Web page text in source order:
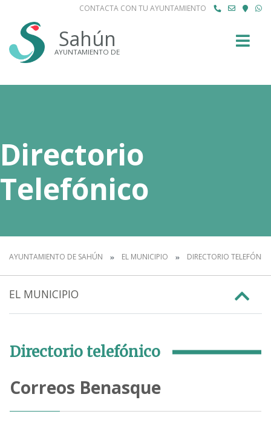
CONTACTA CON TU AYUNTAMIENTO
Sahún
AYUNTAMIENTO DE
Directorio
Telefónico
AYUNTAMIENTO DE SAHÚN EL MUNICIPIO DIRECTORIO
EL MUNICIPIO
Directorio telefónico
Correos Benasque